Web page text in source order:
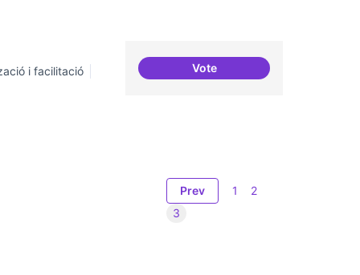
i facilitació
VoteGrades democràtiques
Prev 1
2
3